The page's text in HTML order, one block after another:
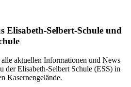
Elisabeth-Selbert-Schule und
aktuellen Informationen und News
der Elisabeth-Selbert Schule (ESS) in
Kasernengelände.